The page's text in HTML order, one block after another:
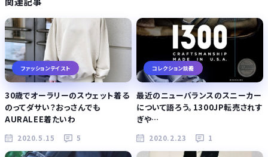
ファッションテイスト
30歳でオーラリーのスウェット着る
のってダサい？おっさんでも
AURALEE着たいわ
2020.5.15 5
コレクション談義
最近のニューバランスのスニーカー
について語ろう。1300JP転売されす
ぎや…
2020.2.23 1